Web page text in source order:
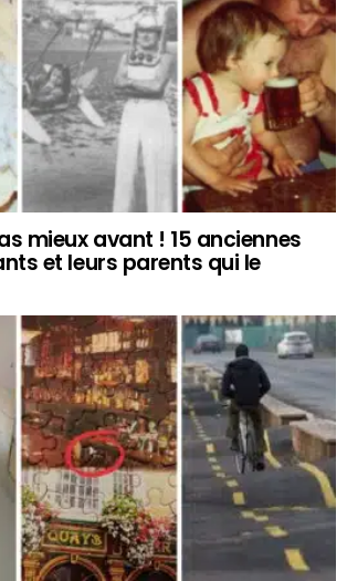
mieux avant ! 15 anciennes
et leurs parents qui le